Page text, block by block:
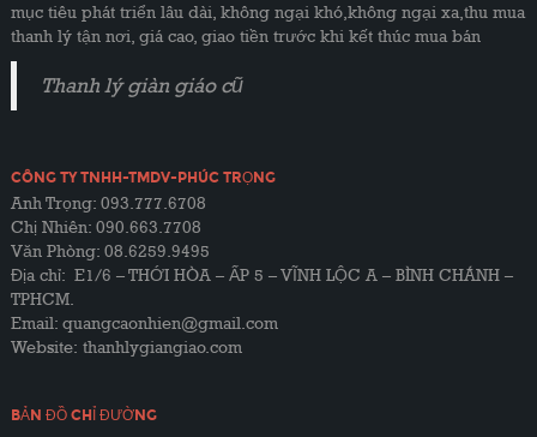
mục tiêu phát triển lâu dài, không ngại khó,không ngại xa,thu mua
thanh lý tận nơi, giá cao, giao tiền trước khi kết thúc mua bán
Thanh lý giàn giáo cũ
CÔNG TY TNHH-TMDV-PHÚC TRỌNG
Anh Trọng: 093.777.6708
Chị Nhiên: 090.663.7708
Văn Phòng: 08.6259.9495
Địa chỉ: E1/6 – THỚI HÒA – ẤP 5 – VĨNH LỘC A – BÌNH CHÁNH –
TPHCM.
Email: quangcaonhien@gmail.com
Website: thanhlygiangiao.com
BẢN ĐỒ CHỈ ĐƯỜNG